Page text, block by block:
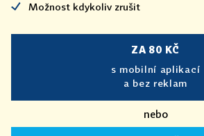
Možnost kdykoliv zrušit
ZA 80 KČ
s mobilní aplikací
a bez reklam
nebo